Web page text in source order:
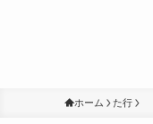
ホーム た行